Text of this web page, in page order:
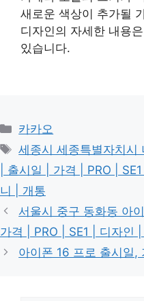
새로운 색상이 추가될
디자인의 자세한 내용
있습니다.
카
테
고
리
카카오
태
그
세종시 세종특별자치시
| 출시일 | 가격 | PRO |
니 | 개통
서울시 중구 동화동 아
가격 | PRO | SE1 | 디자인
아이폰 16 프로 출시일,